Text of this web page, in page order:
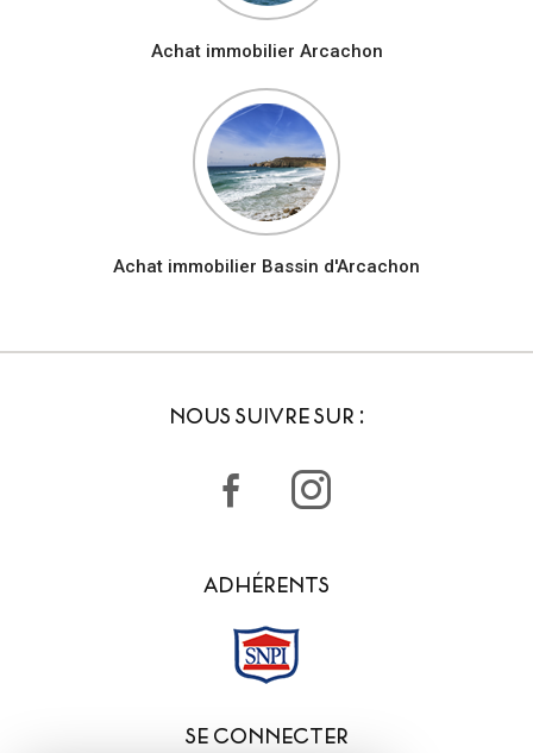
Achat immobilier Arcachon
Achat immobilier Bassin d'Arcachon
NOUS SUIVRE SUR :
ADHÉRENTS
SE CONNECTER